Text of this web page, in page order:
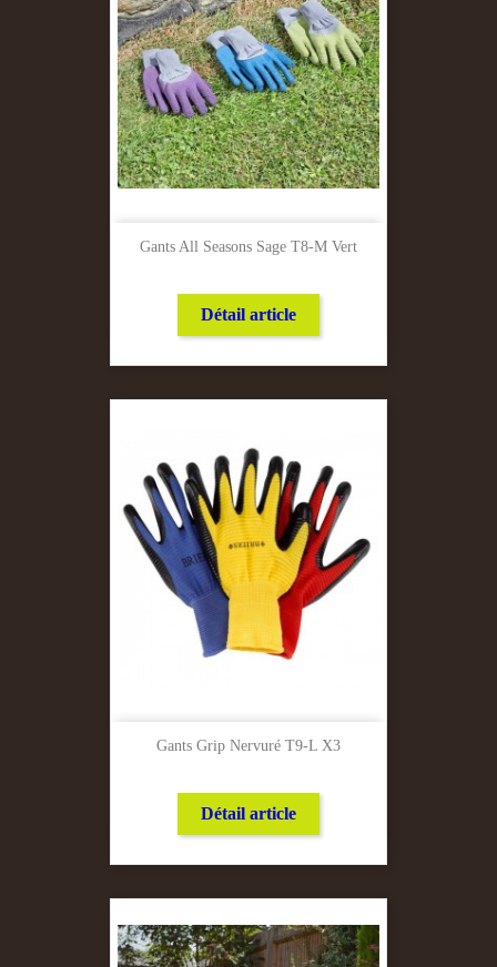
Gants All Seasons Sage T8-M Vert
Détail article
Gants Grip Nervuré T9-L X3
Détail article